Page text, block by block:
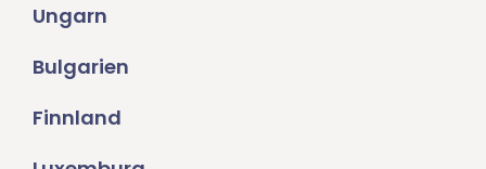
Ungarn
Bulgarien
Finnland